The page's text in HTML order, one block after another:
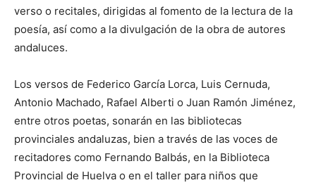
verso o recitales, dirigidas al fomento de la lectura de la
poesía, así como a la divulgación de la obra de autores
andaluces.
Los versos de Federico García Lorca, Luis Cernuda,
Antonio Machado, Rafael Alberti o Juan Ramón Jiménez,
entre otros poetas, sonarán en las bibliotecas
provinciales andaluzas, bien a través de las voces de
recitadores como Fernando Balbás, en la Biblioteca
Provincial de Huelva o en el taller para niños que